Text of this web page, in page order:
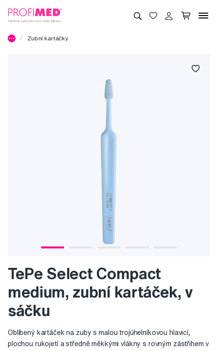
Zubní kartáčky
TePe Select Compact
medium, zubní kartáček, v
sáčku
Oblíbený kartáček na zuby s malou trojúhelníkovou hlavicí,
plochou rukojetí a středně měkkými vlákny s rovným zástřihem v